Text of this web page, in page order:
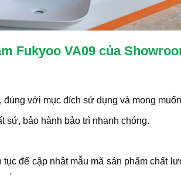
Fukyoo VA09 của
với mục đích sử dụng và mong
sứ, bảo hành bảo trì nhanh chóng.
tục để cập nhật mẫu mã sản phẩm chất